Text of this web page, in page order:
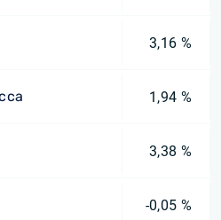
3,16 %
1,94 %
3,38 %
-0,05 %